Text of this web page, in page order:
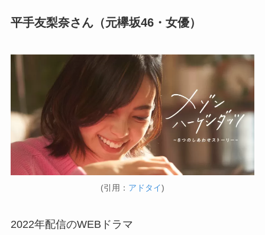
平手友梨奈さん（元欅坂46・女優）
(引用： アドタイ)
2022年配信のWEBドラマ